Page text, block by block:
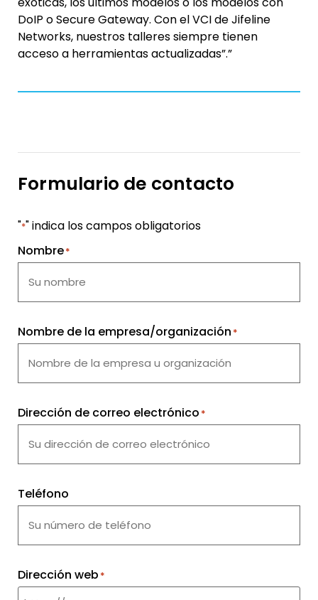
DoIP o Secure Gateway. Con el VCI de Jifeline
Networks, nuestros talleres siempre tienen
acceso a herramientas actualizadas”.”
Formulario de contacto
"*" indica los campos obligatorios
Nombre*
Nombre de la empresa/organización *
Dirección de correo electrónico *
Teléfono
Dirección web *